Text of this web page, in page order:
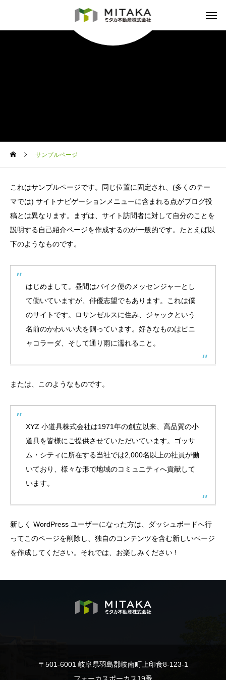
サンプルページ
これはサンプルページです。同じ位置に固定され、(多くのテー
マでは) サイトナビゲーションメニューに含まれる点がブログ投
稿とは異なります。まずは、サイト訪問者に対して自分のことを
説明する自己紹介ページを作成するのが一般的です。たとえば以
下のようなものです。
はじめまして。昼間はバイク便のメッセンジャーとし
て働いていますが、俳優志望でもあります。これは僕
のサイトです。ロサンゼルスに住み、ジャックという
名前のかわいい犬を飼っています。好きなものはピニ
ャコラーダ、そして通り雨に濡れること。
または、このようなものです。
XYZ 小道具株式会社は1971年の創立以来、高品質の小
道具を皆様にご提供させていただいています。ゴッサ
ム・シティに所在する当社では2,000名以上の社員が働
いており、様々な形で地域のコミュニティへ貢献して
います。
新しく WordPress ユーザーになった方は、 ダッシュボードへ行
ってこのページを削除し、独自のコンテンツを含む新しいページ
を作成してください。それでは、お楽しみください !
〒501-6001 岐阜県羽島郡岐南町上印食8-123-1